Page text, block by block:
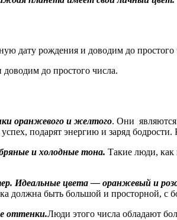
дату рождения и доводим до простого
до простого числа.
оранжевого и желтого. Они являются
подарят энергию и заряд
и холодные тона. Такие люди, как
Идеальные цвета — оранжевый и
должна быть большой и просторной, с
оттенки.Люди этого числа обладают